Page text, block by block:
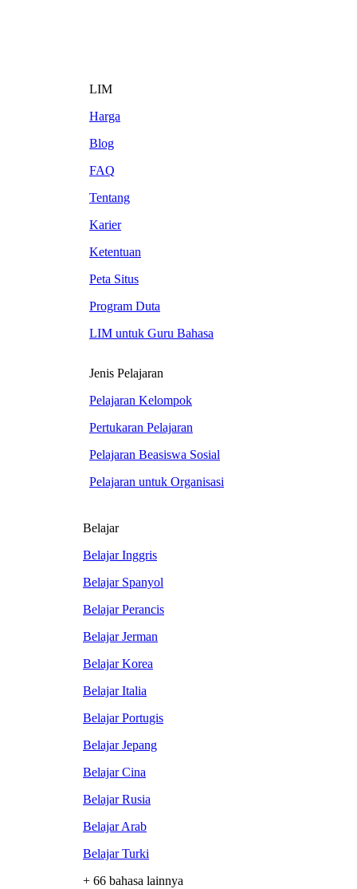
LIM
Harga
Blog
FAQ
Tentang
Karier
Ketentuan
Peta Situs
Program Duta
LIM untuk Guru Bahasa
Jenis Pelajaran
Pelajaran Kelompok
Pertukaran Pelajaran
Pelajaran Beasiswa Sosial
Pelajaran untuk Organisasi
Belajar
Belajar Inggris
Belajar Spanyol
Belajar Perancis
Belajar Jerman
Belajar Korea
Belajar Italia
Belajar Portugis
Belajar Jepang
Belajar Cina
Belajar Rusia
Belajar Arab
Belajar Turki
+ 66 bahasa lainnya